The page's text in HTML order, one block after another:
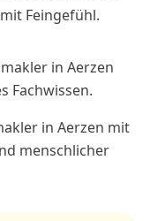
Feingefühl.
in Aerzen
Fachwissen.
in Aerzen mit
menschlicher